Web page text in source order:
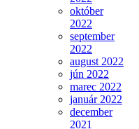
október
2022
september
2022
august 2022
jún 2022
marec 2022
január 2022
december
2021